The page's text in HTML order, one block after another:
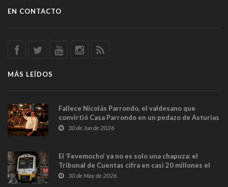
EN CONTACTO
MÁS LEÍDOS
Fallece Nicolás Parrondo, el valdesano que
convirtió Casa Parrondo en un pedazo de Asturias
en Madrid
30 de Jun de 2026
El ‘Fevemocho’ ya no es solo una chapuza: el
Tribunal de Cuentas cifra en casi 20 millones el
sobrecoste de los trenes que no cabían por los
30 de May de 2026